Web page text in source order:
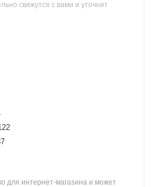
свяжутся с вами и уточнят
для интернет-магазина и может